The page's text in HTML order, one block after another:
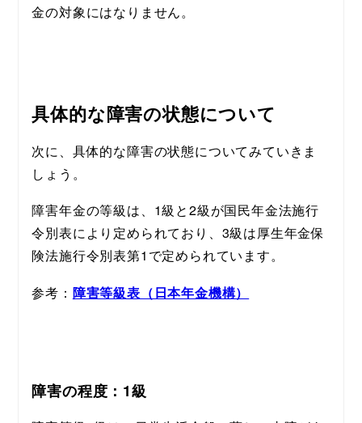
金の対象にはなりません。
具体的な障害の状態について
次に、具体的な障害の状態についてみていきま
しょう。
障害年金の等級は、1級と2級が国民年金法施行
令別表により定められており、3級は厚生年金保
険法施行令別表第1で定められています。
参考： 障害等級表（日本年金機構）
障害の程度：1級